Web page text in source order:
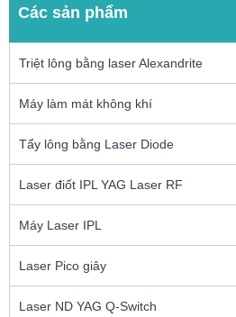
Các sản phẩm
Triệt lông bằng laser Alexandrite
Máy làm mát không khí
Tẩy lông bằng Laser Diode
Laser điốt IPL YAG Laser RF
Máy Laser IPL
Laser Pico giây
Laser ND YAG Q-Switch